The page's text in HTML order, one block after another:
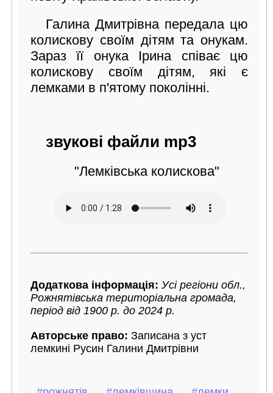
Галина Дмитрівна передала цю
колискову своїм дітям та онукам.
Зараз її онука Ірина співає цю
колискову своїм дітям, які є
лемками в п'ятому поколінні.
звукові файли mp3
"Лемківська колискова"
Додаткова інформація: Усі регіони обл.,
Рожнятівська територіальна громада,
період від 1900 р. до 2024 р.
Авторське право: Записана з уст
лемкині Русин Галини Дмитрівни